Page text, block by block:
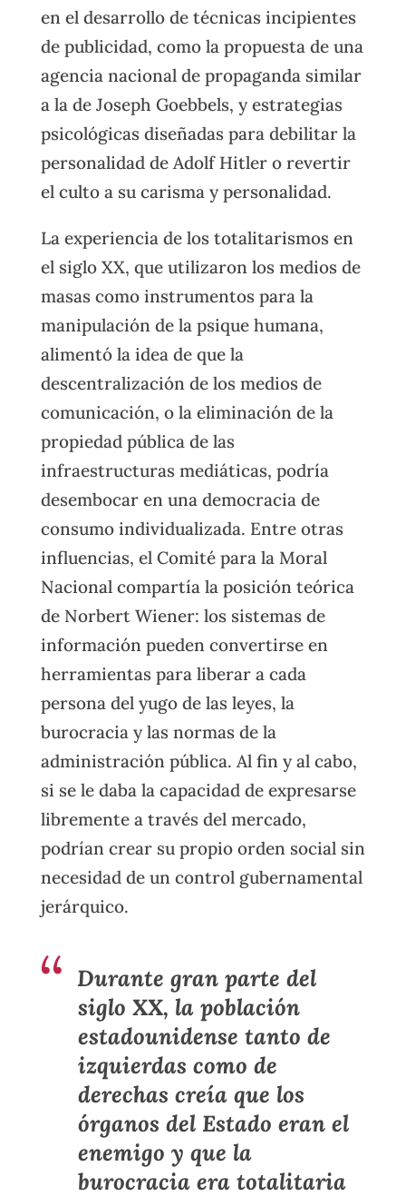
en el desarrollo de técnicas incipientes
de publicidad, como la propuesta de una
agencia nacional de propaganda similar
a la de Joseph Goebbels, y estrategias
psicológicas diseñadas para debilitar la
personalidad de Adolf Hitler o revertir
el culto a su carisma y personalidad.
La experiencia de los totalitarismos en
el siglo XX, que utilizaron los medios de
masas como instrumentos para la
manipulación de la psique humana,
alimentó la idea de que la
descentralización de los medios de
comunicación, o la eliminación de la
propiedad pública de las
infraestructuras mediáticas, podría
desembocar en una democracia de
consumo individualizada. Entre otras
influencias, el Comité para la Moral
Nacional compartía la posición teórica
de Norbert Wiener: los sistemas de
información pueden convertirse en
herramientas para liberar a cada
persona del yugo de las leyes, la
burocracia y las normas de la
administración pública. Al fin y al cabo,
si se le daba la capacidad de expresarse
libremente a través del mercado,
podrían crear su propio orden social sin
necesidad de un control gubernamental
jerárquico.
Durante gran parte del
siglo XX, la población
estadounidense tanto de
izquierdas como de
derechas creía que los
órganos del Estado eran el
enemigo y que la
burocracia era totalitaria